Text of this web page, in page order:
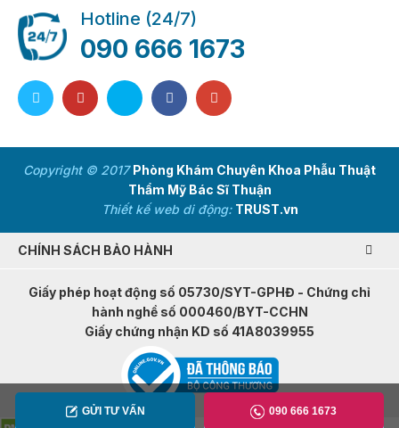
Hotline (24/7)
090 666 1673
Copyright © 2017Phòng Khám Chuyên Khoa Phẫu Thuật
Thẩm Mỹ Bác Sĩ Thuận
Thiết kế web di động: TRUST.vn
CHÍNH SÁCH BẢO HÀNH
Giấy phép hoạt động số 05730/SYT-GPHĐ - Chứng chỉ
hành nghề số 000460/BYT-CCHN
Giấy chứng nhận KD số 41A8039955
GỬI TƯ VẤN 090 666 1673